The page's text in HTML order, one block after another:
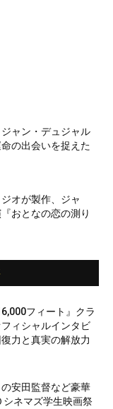
ジャン・デュジャル
の出会いを捉えた
オが製作、ジャ
おとなの恋の測り
フィート』クラ
ィシャルインタビ
力と真実の解放力
の安田監督など豪華
シネマズ学生映画祭